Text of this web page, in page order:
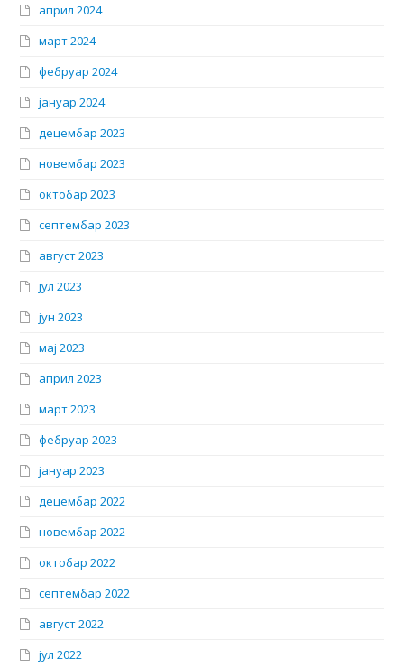
април 2024
март 2024
фебруар 2024
јануар 2024
децембар 2023
новембар 2023
октобар 2023
септембар 2023
август 2023
јул 2023
јун 2023
мај 2023
април 2023
март 2023
фебруар 2023
јануар 2023
децембар 2022
новембар 2022
октобар 2022
септембар 2022
август 2022
јул 2022